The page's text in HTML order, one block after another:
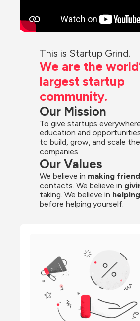
This is Startup Grind.
We are the
largest startup
community.
Our Mission
To give startups
education and
to build, grow, and scale
companies.
Our Values
We believe in making
contacts. We believe in
taking. We believe in
before helping yourself.